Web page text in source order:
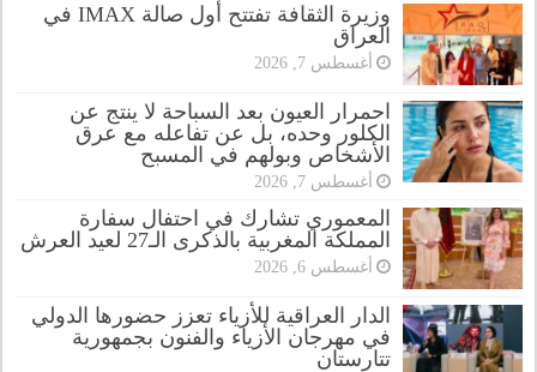
وزيرة الثقافة تفتتح أول صالة IMAX في
العراق
أغسطس 7, 2026
احمرار العيون بعد السباحة لا ينتج عن
الكلور وحده، بل عن تفاعله مع عرق
الأشخاص وبولهم في المسبح
أغسطس 7, 2026
المعموري تشارك في احتفال سفارة
المملكة المغربية بالذكرى الـ27 لعيد العرش
أغسطس 6, 2026
الدار العراقية للأزياء تعزز حضورها الدولي
في مهرجان الأزياء والفنون بجمهورية
تتارستان